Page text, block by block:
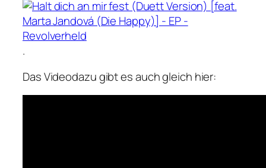
.
Das Videodazu gibt es auch gleich hier: